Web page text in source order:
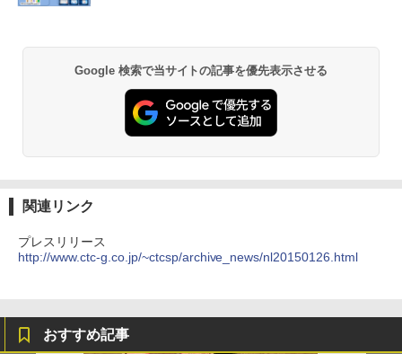
Google 検索で当サイトの記事を優先表示させる
関連リンク
プレスリリース
http://www.ctc-g.co.jp/~ctcsp/archive_news/nl20150126.html
おすすめ記事